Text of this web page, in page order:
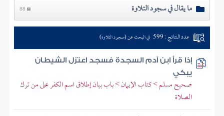
ما يقال في سجود التلاوة 88
عدد النتائج : 599 في البحث عن (سجود التلاوة)
إذا قرأ ابن آدم السجدة فسجد اعتزل الشيطان
يبكي
صحيح مسلم > كتاب الإيمان > باب بيان إطلاق اسم الكفر على من ترك
الصلاة